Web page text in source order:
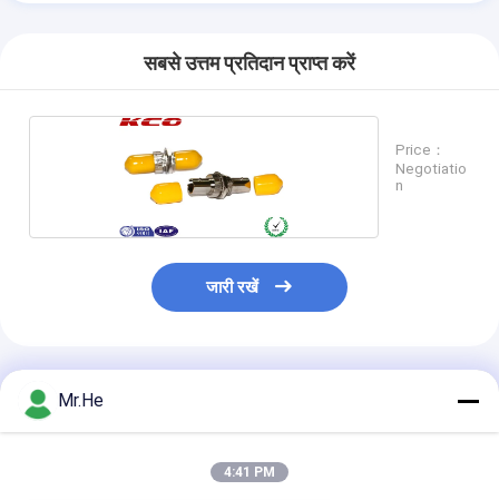
सबसे उत्तम प्रतिदान प्राप्त करें
Price：
Negotiatio
n
जारी रखें
अनुशंसित उत्पाद
Mr.He
4:41 PM